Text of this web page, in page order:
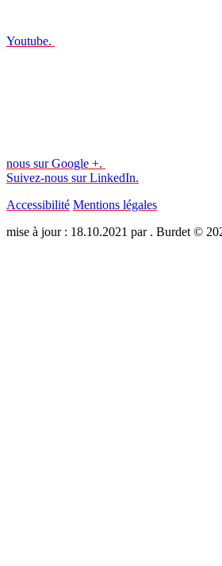
Youtube.
nous sur Google +.
Suivez-nous sur LinkedIn.
Accessibilité Mentions légales
mise à jour : 18.10.2021 par . Burdet ©